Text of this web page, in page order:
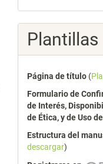
Plantillas
Página de título (
Formulario de
de Interés,
de Ética, y de Uso
Estructura del
descargar)